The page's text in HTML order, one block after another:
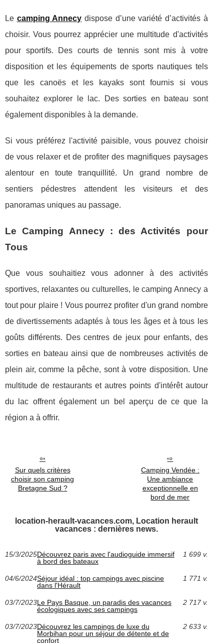
Le camping Annecy dispose d’une variété d’activités à
choisir. Vous pourrez apprécier une multitude d'activités
pour sportifs. Des courts de tennis sont mis à votre
disposition et les équipements de sports nautiques tels
que les canoës et les kayaks sont fournis si vous
souhaitez explorer le lac. Des sorties en bateau sont
également disponibles à la demande.
Si vous préférez l'activité paisible, vous pouvez choisir
de vous relaxer et de profiter des magnifiques paysages
alentour en toute tranquillité. Un grand nombre de
sentiers pédestres attendent les visiteurs et des
panoramas uniques au passage.
Le Camping Annecy : des Activités pour
Tous
Que vous souhaitiez vous adonner à des activités
sportives, relaxantes ou culturelles, le camping Annecy a
tout pour plaire ! Vous pourrez profiter d'un grand nombre
de divertissements adaptés à tous les âges et à tous les
goûts différents. Des centres de jeux pour enfants, des
sorties en bateau ainsi que de nombreuses activités de
plein air, comme la pêche, sont à votre disposition. Une
multitude de restaurants et autres points d'intérêt autour
du lac offrent également un bel aperçu de ce que la
région a à offrir.
Sur quels critères
choisir son camping
Bretagne Sud ?
Camping Vendée :
Une ambiance
exceptionnelle en
bord de mer
location-herault-vacances.com, Location herault
vacances : dernières news.
15/3/2025Découvrez paris avec l'audioguide immersif
à bord des bateaux
1 699 v.
04/6/2024Séjour idéal : top campings avec piscine
dans l'Hérault
1 771 v.
03/7/2023Le Pays Basque, un paradis des vacances
écologiques avec ses campings
2 717 v.
03/7/2023Découvrez les campings de luxe du
Morbihan pour un séjour de détente et de
confort
2 633 v.